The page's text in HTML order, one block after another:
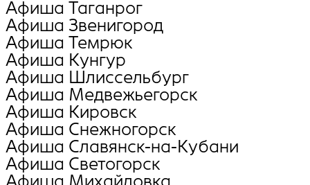
Афиша Таганрог
Афиша Звенигород
Афиша Темрюк
Афиша Кунгур
Афиша Шлиссельбург
Афиша Медвежьегорск
Афиша Кировск
Афиша Снежногорск
Афиша Славянск-на-Кубани
Афиша Светогорск
Афиша Михайловка